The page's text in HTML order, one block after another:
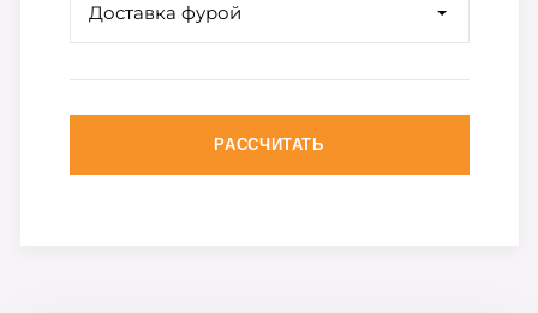
Доставка фурой
РАССЧИТАТЬ